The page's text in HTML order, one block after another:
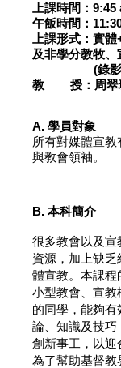
上課時間： 9:45
午飯時間：
上課形式：實
及非學分教牧
(錄
教 授： 周
A. 學員對象
所有對媒體宣
與教會領袖。
B. 本科簡介
很多教會以及
資源，加上缺
體宣教。本課
小型教會、宣
的同學，能夠
論、知識及技
創新事工，以
為了幫助基督